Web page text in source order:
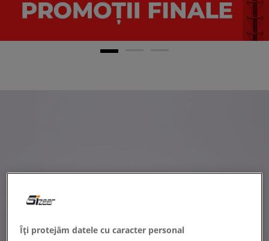
Îți protejăm datele cu caracter personal